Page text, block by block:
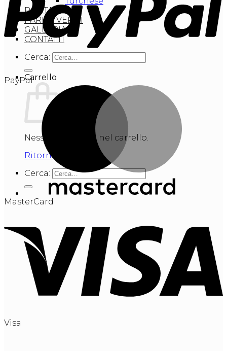
PORTAVASI
PARETI VERDI
GALLERIA
CONTATTI
Cerca:
Carrello
Nessun prodotto nel carrello.
Ritorna al negozio
Cerca:
PayPal
MasterCard
Visa